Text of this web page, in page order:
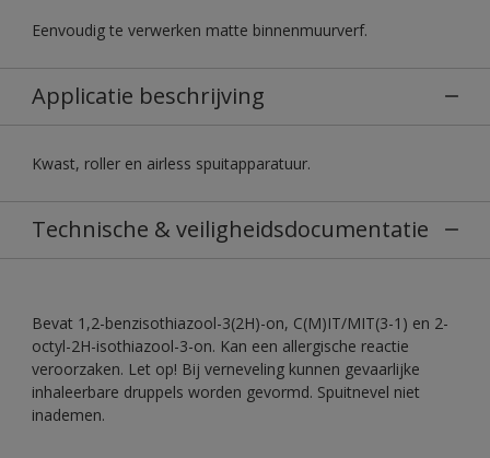
Eenvoudig te verwerken matte binnenmuurverf.
Applicatie beschrijving
Kwast, roller en airless spuitapparatuur.
Technische & veiligheidsdocumentatie
Bevat 1,2-benzisothiazool-3(2H)-on, C(M)IT/MIT(3-1) en 2-
octyl-2H-isothiazool-3-on. Kan een allergische reactie
veroorzaken. Let op! Bij verneveling kunnen gevaarlijke
inhaleerbare druppels worden gevormd. Spuitnevel niet
inademen.